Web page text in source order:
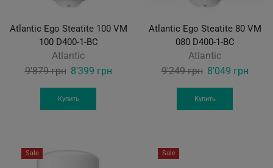
Atlantic Ego Steatite 100 VM
100 D400-1-BC
Atlantic
9'879грн Original
price
was:
9'879 грн.
8'399 грнCurrent
Купить
Atlantic Ego Steatite 80 VM
080 D400-1-BC
Atlantic
9'249грн Original
price
was:
9'249 грн.
8'049 грн
Купить
Sale Sale